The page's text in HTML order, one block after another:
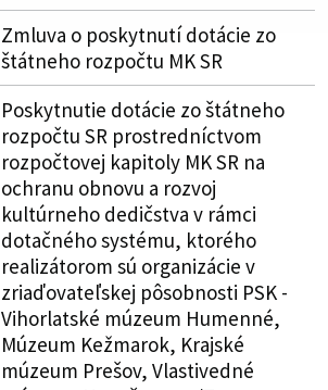
Zmluva o poskytnutí dotácie zo
štátneho rozpočtu MK SR
Poskytnutie dotácie zo štátneho
rozpočtu SR prostredníctvom
rozpočtovej kapitoly MK SR na
ochranu obnovu a rozvoj
kultúrneho dedičstva v rámci
dotačného systému, ktorého
realizátorom sú organizácie v
zriaďovateľskej pôsobnosti PSK -
Vihorlatské múzeum Humenné,
Múzeum Kežmarok, Krajské
múzeum Prešov, Vlastivedné